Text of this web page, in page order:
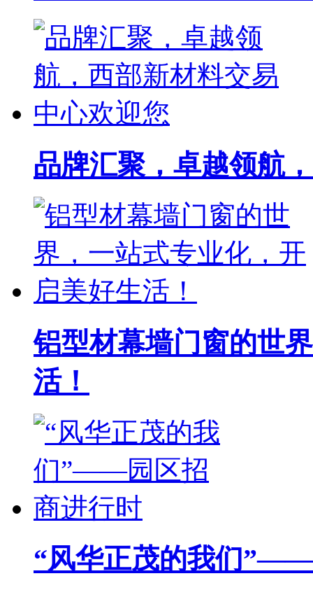
品牌汇聚，卓越领航
铝型材幕墙门窗的世
活！
“风华正茂的我们